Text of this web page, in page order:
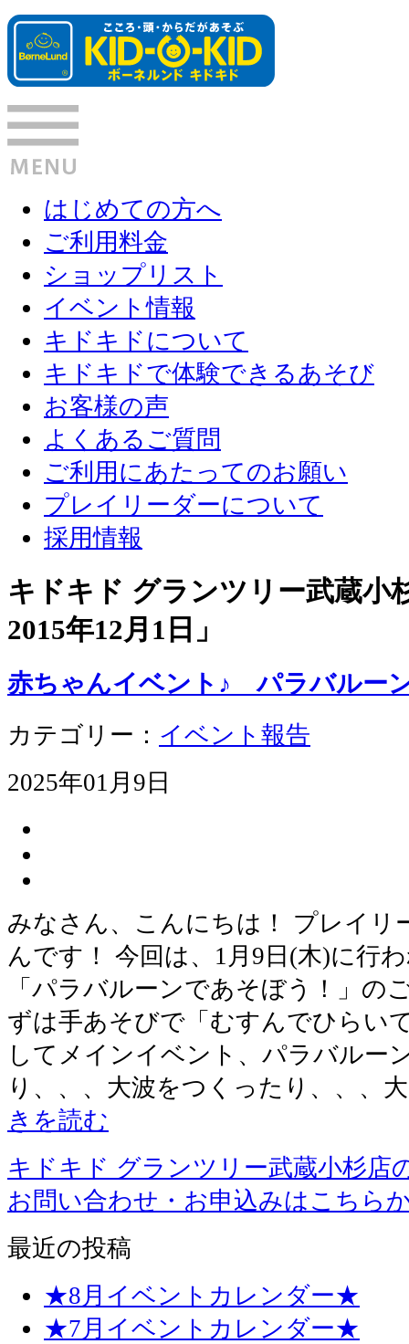
はじめての方へ
ご利用料金
ショップリスト
イベント情報
キドキドについて
キドキドで体験できるあそび
お客様の声
よくあるご質問
ご利用にあたってのお願い
プレイリーダーについて
採用情報
キドキド グランツリー武蔵
2015年12月1日 」
赤ちゃんイベント♪ パラバルー
カテゴリー： イベント報告
2025年01月9日
みなさん、こんにちは！ プレイリ
んです！ 今回は、1月9日(木)に行
「パラバルーンであそぼう！」の
ずは手あそびで「むすんでひらい
してメインイベント、パラバルー
り、、、大波をつくったり、、、
きを読む
キドキド グランツリー武蔵小杉店
お問い合わせ・お申込みはこちら
最近の投稿
★8月イベントカレンダー★
★7月イベントカレンダー★